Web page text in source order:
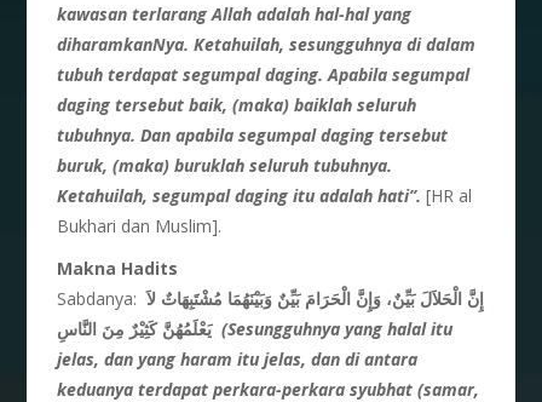
kawasan terlarang Allah adalah hal-hal yang
diharamkanNya. Ketahuilah, sesungguhnya di dalam
tubuh terdapat segumpal daging. Apabila segumpal
daging tersebut baik, (maka) baiklah seluruh
tubuhnya. Dan apabila segumpal daging tersebut
buruk, (maka) buruklah seluruh tubuhnya.
Ketahuilah, segumpal daging itu adalah hati”. [HR al
Bukhari dan Muslim].
Makna Hadits
Sabdanya:إِنَّ الْحَلاَلَ بَيِّنٌ، وَإِنَّ الْحَرَامَ بَيِّنٌ وَبَيْنَهُمَا مُشْتَبِهَاتٌ لاَ
يَعْلَمُهُنَّ كَثِيْرٌ مِنَ النَّاسِ (Sesungguhnya yang halal itu
jelas, dan yang haram itu jelas, dan di antara
keduanya terdapat perkara-perkara syubhat (samar,